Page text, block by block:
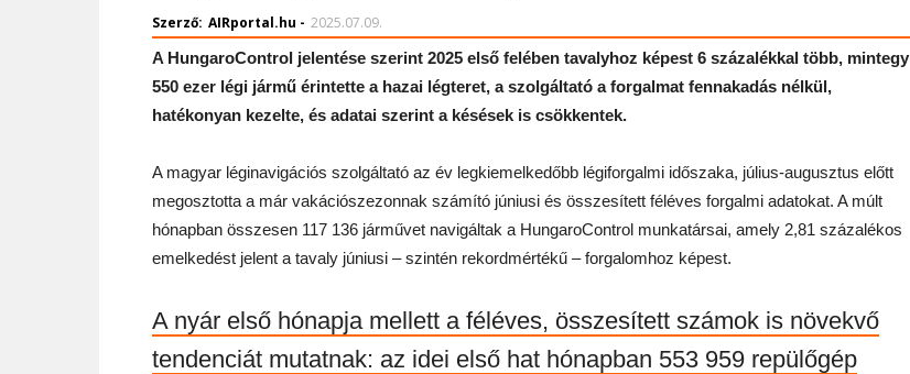
Szerző: AIRportal.hu - 2025.07.09.
A HungaroControl jelentése szerint 2025 első felében tavalyhoz képest 6 százalékkal több, mintegy
550 ezer légi jármű érintette a hazai légteret, a szolgáltató a forgalmat fennakadás nélkül,
hatékonyan kezelte, és adatai szerint a késések is csökkentek.
A magyar léginavigációs szolgáltató az év legkiemelkedőbb légiforgalmi időszaka, július-augusztus előtt
megosztotta a már vakációszezonnak számító júniusi és összesített féléves forgalmi adatokat. A múlt
hónapban összesen 117 136 járművet navigáltak a HungaroControl munkatársai, amely 2,81 százalékos
emelkedést jelent a tavaly júniusi – szintén rekordmértékű – forgalomhoz képest.
A nyár első hónapja mellett a féléves, összesített számok is növekvő
tendenciát mutatnak: az idei első hat hónapban 553 959 repülőgép